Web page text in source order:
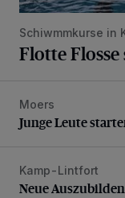
Schiwmmkurse in
Flotte
Junge Leute
Moers
Junge Leute
Neue
Kamp-Lintfort
Neue